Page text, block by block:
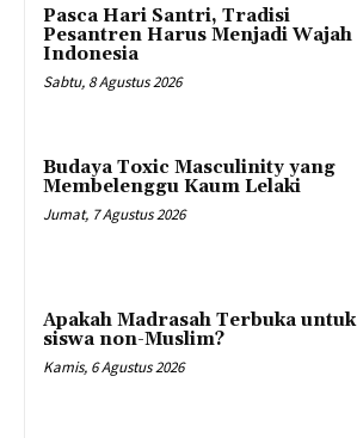
Pasca Hari Santri, Tradisi
Pesantren Harus Menjadi Wajah
Indonesia
Sabtu, 8 Agustus 2026
Budaya Toxic Masculinity yang
Membelenggu Kaum Lelaki
Jumat, 7 Agustus 2026
Apakah Madrasah Terbuka untuk
siswa non-Muslim?
Kamis, 6 Agustus 2026